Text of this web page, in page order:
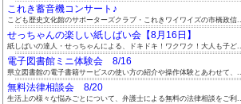
これき蓄音機コンサート♪
こども歴史文化館のサポーターズクラブ・これきワイワイズの市橋政信...
せっちゃんの楽しい紙しばい会【8月16日】
紙しばいの達人・せっちゃんによる、ドキドキ！ワクワク！大人も子ど...
電子図書館ミニ体験会 8/16
県立図書館の電子書籍サービスの使い方の紹介や操作体験とあわせて、...
無料法律相談会 8/20
生活上の様々な悩みごとについて、弁護士による無料の法律相談をご利...